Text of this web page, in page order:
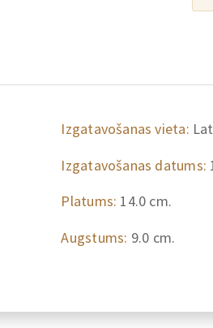
Izgatavošanas vieta:
Izgatavošanas datums:
Platums: 14.0 cm.
Augstums: 9.0 cm.